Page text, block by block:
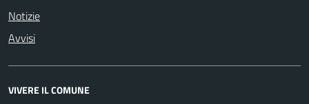
Notizie
Avvisi
VIVERE IL COMUNE